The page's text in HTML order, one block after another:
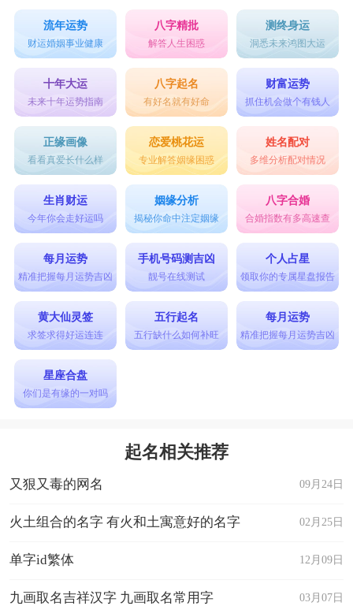
流年运势
财运婚姻事业健康
八字精批
解答人生困惑
测终身运
洞悉未来鸿图大运
十年大运
未来十年运势指南
八字起名
有好名就有好命
财富运势
抓住机会做个有钱人
正缘画像
看看真爱长什么样
恋爱桃花运
专业解答姻缘困惑
姓名配对
多维分析配对情况
生肖财运
今年你会走好运吗
姻缘分析
揭秘你命中注定姻缘
八字合婚
合婚指数有多高速查
每月运势
精准把握每月运势吉凶
手机号码测吉凶
靓号在线测试
个人占星
领取你的专属星盘报告
黄大仙灵签
求签求得好运连连
五行起名
五行缺什么如何补旺
每月运势
精准把握每月运势吉凶
星座合盘
你们是有缘的一对吗
起名相关推荐
09月24日
又狠又毒的网名
02月25日
火土组合的名字 有火和土寓意好的名字
12月09日
单字id繁体
03月07日
九画取名吉祥汉字 九画取名常用字